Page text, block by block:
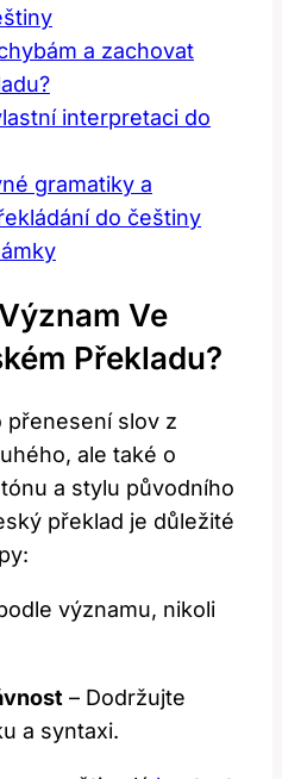
a zachovat
interpretaci do
gramatiky a
do češtiny
Ve
Překladu?
přenesení slov z
ale také o
a stylu původního
překlad je důležité
významu, nikoli
– Dodržujte
a syntaxi.